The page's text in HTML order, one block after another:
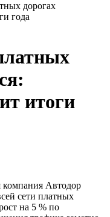
дорогах
года
итоги
компания Автодор
сети платных
на 5 % по